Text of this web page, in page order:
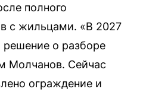
полного
с жильцами. «В 2027
решение о разборе
Молчанов. Сейчас
ограждение и